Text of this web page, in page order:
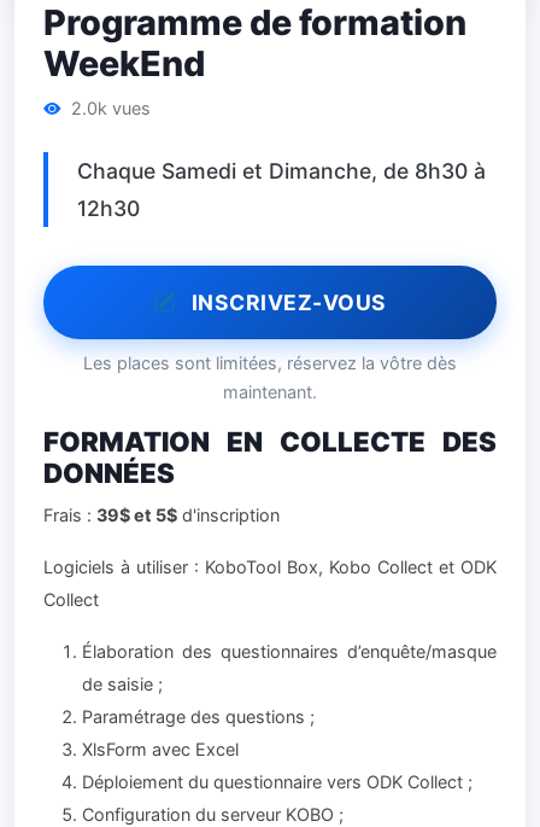
Programme de formation
WeekEnd
2.0k vues
Chaque Samedi et Dimanche, de 8h30 à
12h30
INSCRIVEZ-VOUS
Les places sont limitées, réservez la vôtre dès
maintenant.
FORMATION EN COLLECTE DES
DONNÉES
Frais : 39$ et 5$ d'inscription
Logiciels à utiliser : KoboTool Box, Kobo Collect et ODK
Collect
Élaboration des questionnaires d’enquête/masque
de saisie ;
Paramétrage des questions ;
XlsForm avec Excel
Déploiement du questionnaire vers ODK Collect ;
Configuration du serveur KOBO ;